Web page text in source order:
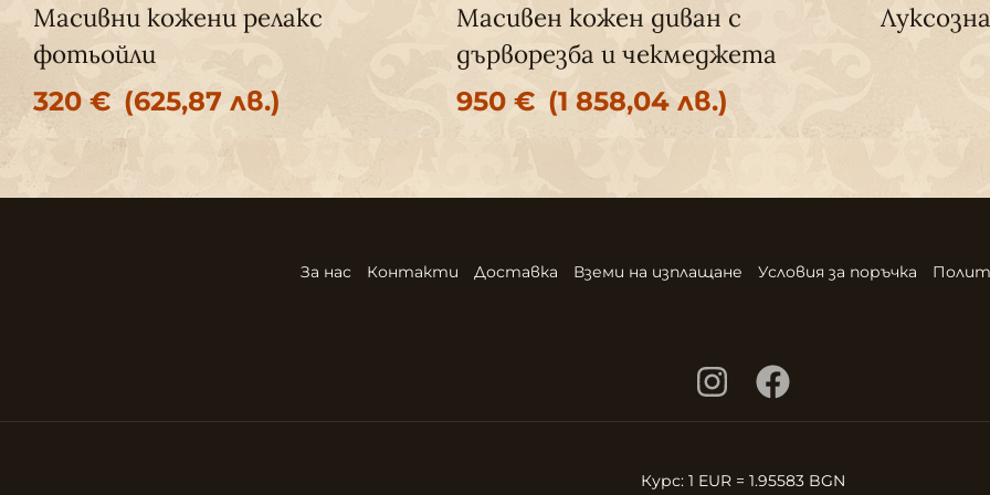
Масивни кожени релакс
фотьойли
320€ (625,87 лв.)
Масивен кожен диван с
дърворезба и чекмеджета
950€ (1 858,04 лв.)
За нас Контакти Доставка Вземи на изплащане Условия за поръчка
Курс: 1 EUR = 1.95583 BGN